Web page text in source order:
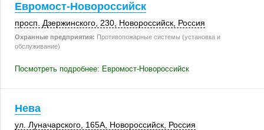
Евромост-Новороссийск
просп. Дзержинского 230 Новороссийск Россия
Охранные предприятия: Противопожарные системы (установка и
обслуживание)
Посмотреть подробнее: Евромост-Новороссийск
Нева
ул. Луначарского 165А Новороссийск Россия